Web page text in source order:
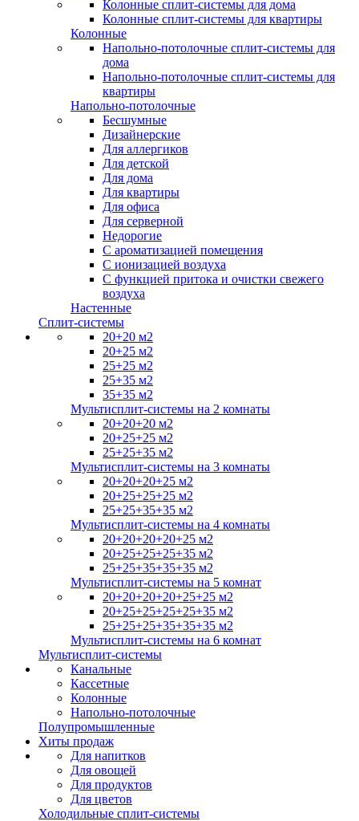
Колонные сплит-системы для дома
Колонные сплит-системы для квартиры
Колонные
Напольно-потолочные сплит-системы для
дома
Напольно-потолочные сплит-системы для
квартиры
Напольно-потолочные
Бесшумные
Дизайнерские
Для аллергиков
Для детской
Для дома
Для квартиры
Для офиса
Для серверной
Недорогие
С ароматизацией помещения
С ионизацией воздуха
С функцией притока и очистки свежего
воздуха
Настенные
Сплит-системы
20+20 м2
20+25 м2
25+25 м2
25+35 м2
35+35 м2
Мультисплит-системы на 2 комнаты
20+20+20 м2
20+25+25 м2
25+25+35 м2
Мультисплит-системы на 3 комнаты
20+20+20+25 м2
20+25+25+25 м2
25+25+35+35 м2
Мультисплит-системы на 4 комнаты
20+20+20+20+25 м2
20+25+25+25+35 м2
25+25+35+35+35 м2
Мультисплит-системы на 5 комнат
20+20+20+20+25+25 м2
20+25+25+25+25+35 м2
25+25+25+35+35+35 м2
Мультисплит-системы на 6 комнат
Мультисплит-системы
Канальные
Кассетные
Колонные
Напольно-потолочные
Полупромышленные
Хиты продаж
Для напитков
Для овощей
Для продуктов
Для цветов
Холодильные сплит-системы